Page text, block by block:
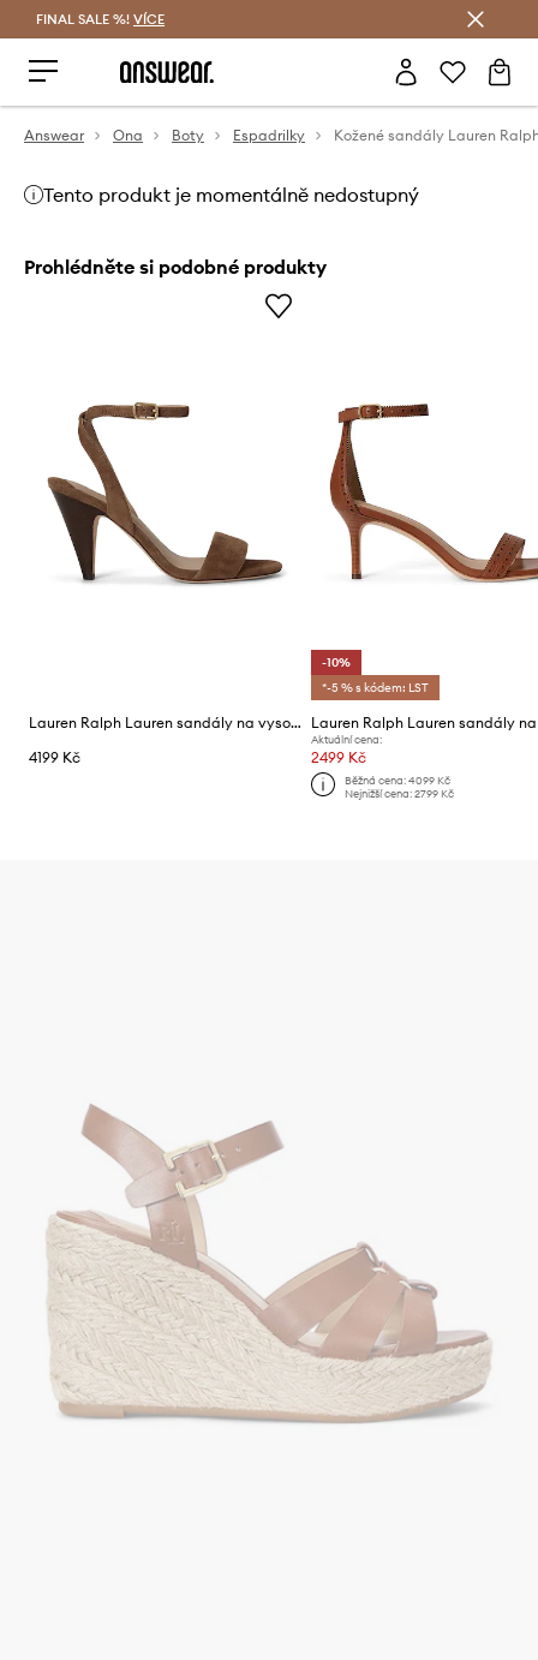
FINAL SALE %! VÍCE
Answear Ona Boty Espadrilky
Tento produkt je momentálně nedostupný
Prohlédněte si podobné produkty
Lauren Ralph Lauren sandály na vysokém podpatku kožené Gracy
4199 Kč
-10%
*-5 % s kódem: LST
Aktuální cena:
2499 Kč
Běžná cena: 4099 Kč
Nejnižší cena: 2799 Kč